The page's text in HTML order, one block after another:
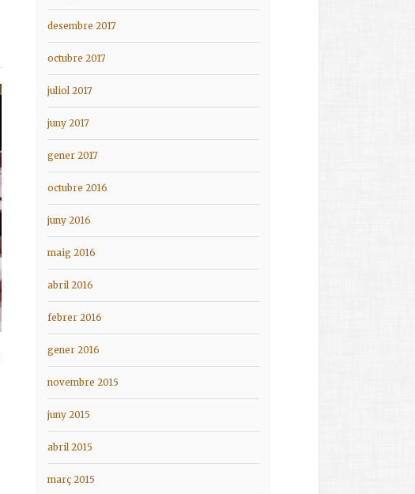
desembre 2017
octubre 2017
juliol 2017
juny 2017
gener 2017
octubre 2016
juny 2016
maig 2016
abril 2016
febrer 2016
gener 2016
novembre 2015
juny 2015
abril 2015
març 2015